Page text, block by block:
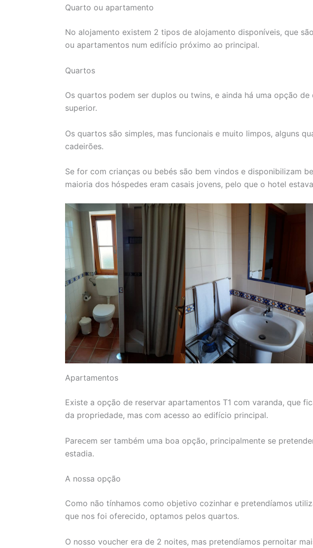
Quarto ou apartamento
No alojamento existem 2 tipos de alojamento disponíveis, que
ou apartamentos num edifício próximo ao principal.
Quartos
Os quartos podem ser duplos ou twins, e ainda há uma opção
superior.
Os quartos são simples, mas funcionais e muito limpos, alguns
cadeirões.
Se for com crianças ou bebés são bem vindos e disponibilizam
maioria dos hóspedes eram casais jovens, pelo que o hotel
Apartamentos
Existe a opção de reservar apartamentos T1 com varanda, que
da propriedade, mas com acesso ao edifício principal.
Parecem ser também uma boa opção, principalmente se
estadia.
A nossa opção
Como não tínhamos como objetivo cozinhar e pretendíamos
que nos foi oferecido, optamos pelos quartos.
O nosso voucher era de 2 noites, mas pretendíamos pernoitar